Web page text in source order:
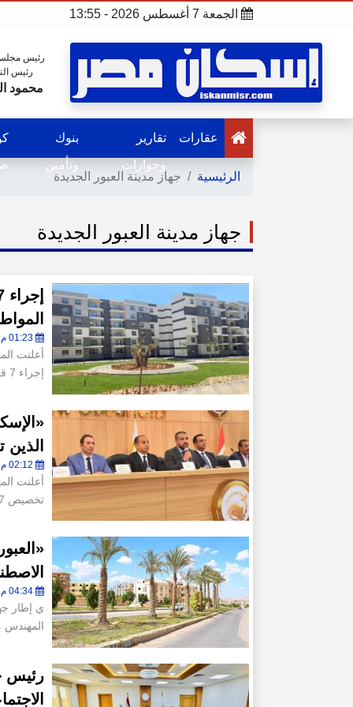
الجمعة 7 أغسطس 2026 - 13:55
رئيس مجلس
رئيس
محمود
عقارات
تقارير
وحوارات
بنوك
وتأمين
الرئيسية جهاز مدينة العبور الجديدة
جهاز مدينة العبور الجديدة
01:23 م - الخميس 23 يوليو 2026
أعلنت
إجراء 7 قرعات علنية يدوية خلال
أعلنت
تخصيص 1,187 قطعة أرض بمساحات متنوع
04:34 م - الأحد 22 مارس 2026
ي إطار
المهندس
رئيس